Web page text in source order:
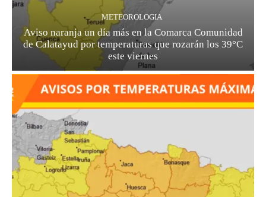
METEOROLOGIA
Aviso naranja un día más en la Comarca Comunidad
de Calatayud por temperaturas que rozarán los 39°C
este viernes